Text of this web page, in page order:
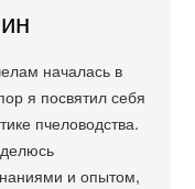
началась в
я посвятил себя
пчеловодства.
и опытом,